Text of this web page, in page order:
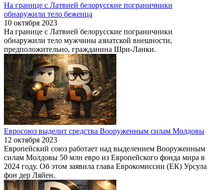
На границе с Латвией белорусские пограничники
обнаружили тело беженца
10 октября 2023
На границе с Латвией белорусские пограничники
обнаружили тело мужчины азиатской внешности,
предположительно, гражданина Шри-Ланки.
Евросоюз выделит средства Вооруженным силам Молдовы
12 октября 2023
Европейский союз работает над выделением Вооруженным
силам Молдовы 50 млн евро из Европейского фонда мира в
2024 году. Об этом заявила глава Еврокомиссии (ЕК) Урсула
фон дер Ляйен.